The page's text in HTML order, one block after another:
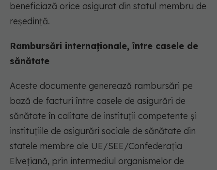
beneficiază orice asigurat din statul membru de
reşedinţă.
Rambursări internaționale, între casele de
sănătate
Aceste documente generează rambursări pe
bază de facturi între casele de asigurări de
sănătate în calitate de instituţii competente şi
instituţiile de asigurări sociale de sănătate din
statele membre ale UE/SEE/Confederaţia
Elveţiană, prin intermediul organismelor de